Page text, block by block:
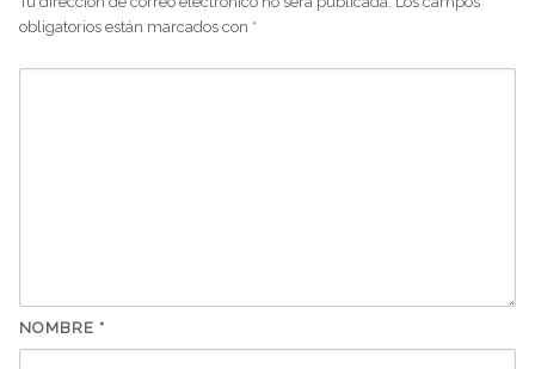
obligatorios están marcados con *
NOMBRE *